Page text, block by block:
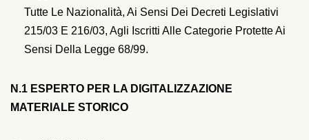
Tutte Le Nazionalità, Ai Sensi Dei Decreti Legislativi
215/03 E 216/03, Agli Iscritti Alle Categorie Protette Ai
Sensi Della Legge 68/99.
N.1 ESPERTO PER LA DIGITALIZZAZIONE
MATERIALE STORICO